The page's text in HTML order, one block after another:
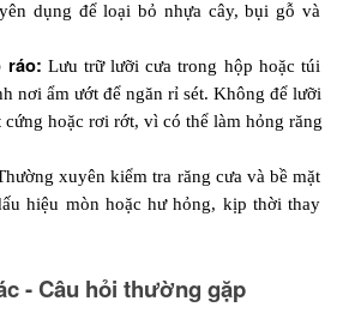
dụng để loại bỏ nhựa cây, bụi gỗ và
ráo: Lưu trữ lưỡi cưa trong hộp hoặc túi
nơi ẩm ướt để ngăn rỉ sét. Không để lưỡi
hoặc rơi rớt, vì có thể làm hỏng răng
xuyên kiểm tra răng cưa và bề mặt
hiệu mòn hoặc hư hỏng, kịp thời thay
- Câu hỏi thường gặp